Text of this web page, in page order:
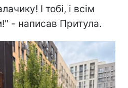
І тобі, і всім
- написав Притула.